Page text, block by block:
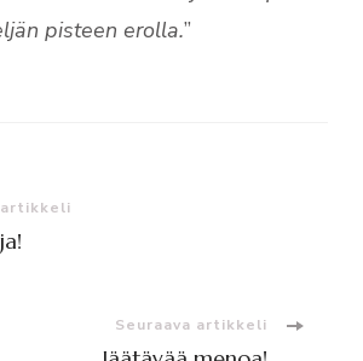
pisteen erolla.”
Seuraava artikkeli